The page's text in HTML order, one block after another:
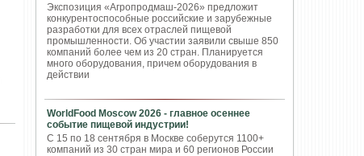
Экспозиция «Агропродмаш-2026» предложит
конкурентоспособные российские и зарубежные
разработки для всех отраслей пищевой
промышленности. Об участии заявили свыше 850
компаний более чем из 20 стран. Планируется
много оборудования, причем оборудования в
действии
WorldFood Moscow 2026 - главное осеннее
событие пищевой индустрии!
С 15 по 18 сентября в Москве соберутся 1100+
компаний из 30 стран мира и 60 регионов России